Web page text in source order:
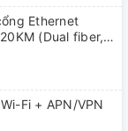
Ethernet
(Dual fiber,
Fi + APN/VPN